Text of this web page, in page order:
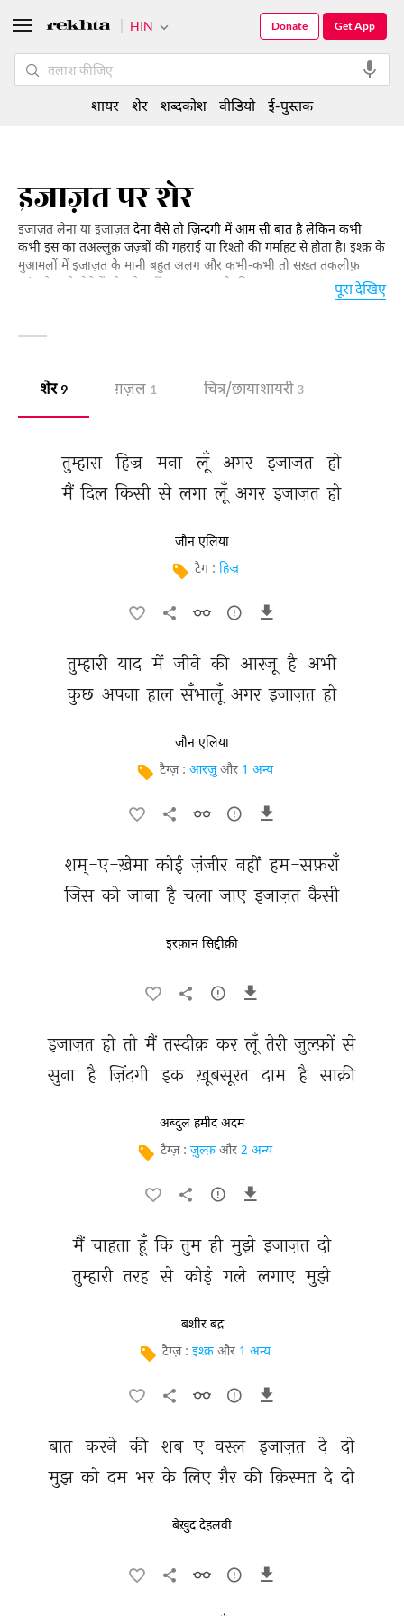
इजाज़त पर शेर
इजाज़त लेना या इजाज़त देना वैसे तो ज़िन्दगी में आम सी बात है लेकिन कभी
कभी इस का तअल्लुक़ जज़्बों की गहराई या रिश्तो की गर्माहट से होता है। इश्क़ के
मुआमलों में इजाज़त के मानी बहुत अलग और कभी-कभी तो सख़्त तकलीफ़
पूरा देखिए
शेर 9 ग़ज़ल 1 चित्र/छाया शायरी 3
तुम्हारा हिज्र मना लूँ अगर इजाज़त हो
मैं दिल किसी से लगा लूँ अगर इजाज़त हो
जौन एलिया
टैग : हिज्र
तुम्हारी याद में जीने की आरज़ू है अभी
कुछ अपना हाल सँभालूँ अगर इजाज़त हो
जौन एलिया
टैग्ज़ : आरज़ू और 1 अन्य
शम्-ए-ख़ेमा कोई ज़ंजीर नहीं हम-सफ़राँ
जिस को जाना है चला जाए इजाज़त कैसी
इरफ़ान सिद्दीक़ी
इजाज़त हो तो मैं तस्दीक़ कर लूँ तेरी ज़ुल्फ़ों से
सुना है ज़िंदगी इक ख़ूबसूरत दाम है साक़ी
अब्दुल हमीद अदम
टैग्ज़ : ज़ुल्फ़ और 2 अन्य
मैं चाहता हूँ कि तुम ही मुझे इजाज़त दो
तुम्हारी तरह से कोई गले लगाए मुझे
बशीर बद्र
टैग्ज़ : इश्क़ और 1 अन्य
बात करने की शब-ए-वस्ल इजाज़त दे दो
मुझ को दम भर के लिए ग़ैर की क़िस्मत दे दो
बेख़ुद देहलवी
HIN Get App
Donate
शायर शेर शब्दकोश वीडियो ई-पुस्तक